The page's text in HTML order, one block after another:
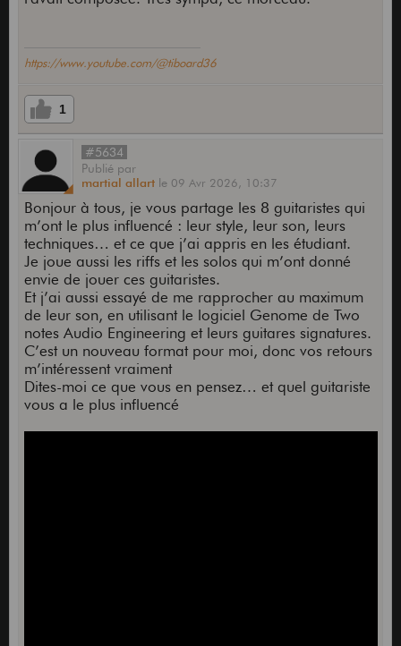
https://www.youtube.com/@tiboard36
1
#5634
Publié par
martial allart le 09 Avr 2026, 10:37
Bonjour à tous, je vous partage les 8 guitaristes qui
m’ont le plus influencé : leur style, leur son, leurs
techniques… et ce que j’ai appris en les étudiant.
Je joue aussi les riffs et les solos qui m’ont donné
envie de jouer ces guitaristes.
Et j’ai aussi essayé de me rapprocher au maximum
de leur son, en utilisant le logiciel Genome de Two
notes Audio Engineering et leurs guitares signatures.
C’est un nouveau format pour moi, donc vos retours
m’intéressent vraiment
Dites-moi ce que vous en pensez… et quel guitariste
vous a le plus influencé